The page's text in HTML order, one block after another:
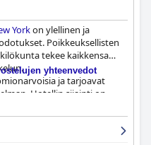
Yorkon ylellinen ja
Poikkeuksellisten
tekee kaikkensa
ja tarjoavat
Hotellin sijainti on
Manhattanin sydämessä
ja ostosalueilta. Huoneet
upeat sängyt. Aulan
yhteenvedot